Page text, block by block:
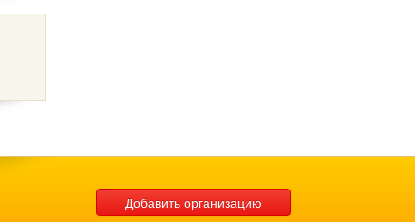
Добавить организацию